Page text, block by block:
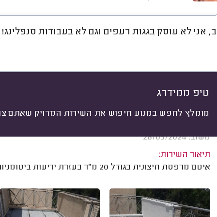
אני לא עוסק בגגות רעפים וגם לא בעבודות סנפלינג!
טיפ ממידרג
מומלץ לחפש במנוע חיפוש את השירות המדויק שאתם
חוות דעת ממוצע רישוי ותעודות
מקום איטום
משוב: 28/05/2024
תיאור השירות:
איטם מרפסת חיצונית בגודל 20 מ"ר בעזרת יריעות ביטומניות.